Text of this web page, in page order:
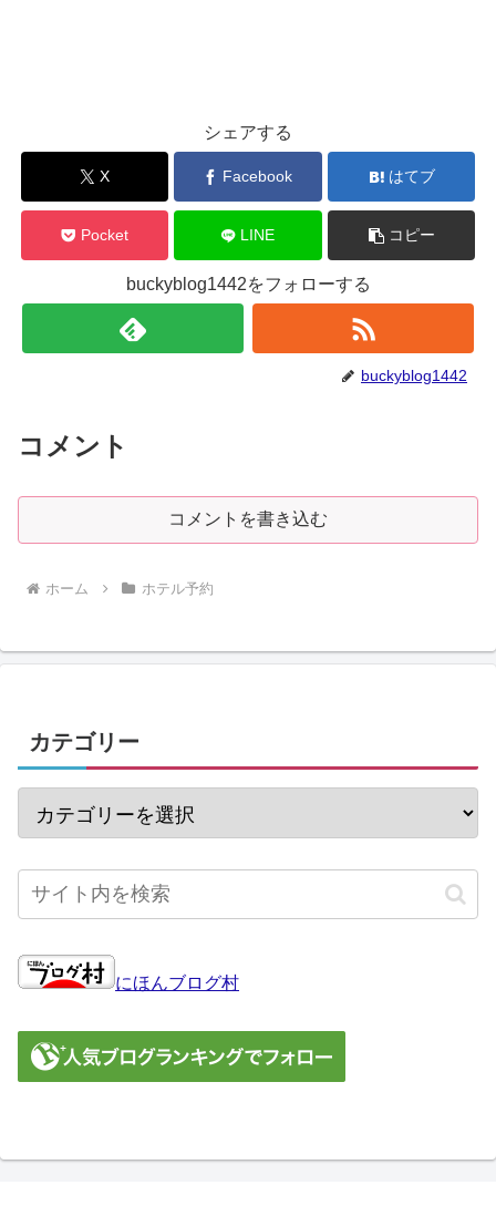
シェアする
X Facebook はてブ
Pocket LINE コピー
buckyblog1442をフォローする
buckyblog1442
コメント
コメントを書き込む
ホーム ホテル予約
カテゴリー
にほんブログ村